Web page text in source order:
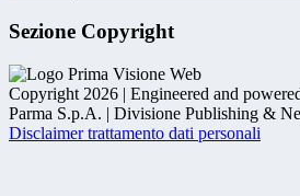
Sezione Copyright
Copyright 2026 | Engineered and
Parma S.p.A. | Divisione Publishing &
Disclaimer trattamento dati personali